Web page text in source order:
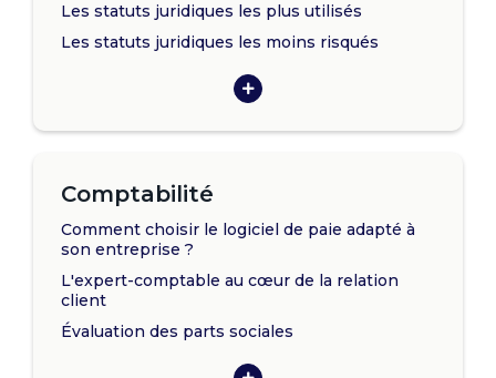
Les statuts juridiques les plus utilisés
Les statuts juridiques les moins risqués
Comptabilité
Comment choisir le logiciel de paie adapté à
son entreprise ?
L'expert-comptable au cœur de la relation
client
Évaluation des parts sociales